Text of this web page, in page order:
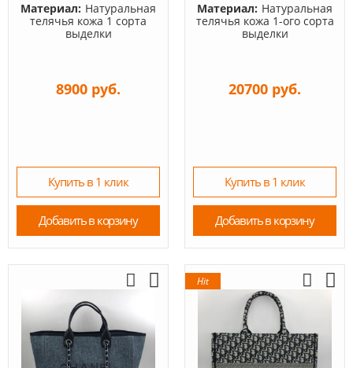
Материал: Натуральная
телячья кожа 1 сорта
выделки
8900 руб.
Купить в 1 клик
Добавить в корзину
Материал: Натуральная
телячья кожа 1-ого сорта
выделки
20700 руб.
Купить в 1 клик
Добавить в корзину
Hit